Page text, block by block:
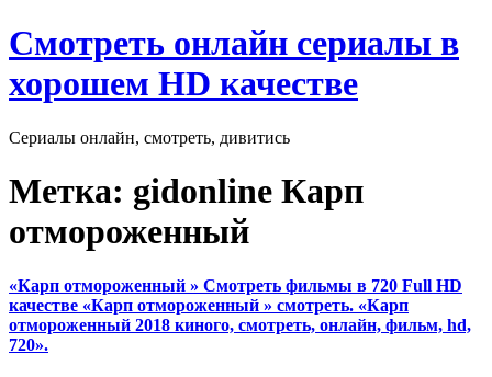
Skip
to
Смотреть онлайн сериалы в
хорошем HD качестве
Сериалы онлайн, смотреть, дивитись
Button
Метка: gidonline Карп
отмороженный
«Карп отмороженный » Смотреть фильмы в 720 Full HD
качестве «Карп отмороженный » смотреть. «Карп
отмороженный 2018 кинoгo, смотреть, онлайн, фильм, hd,
720».